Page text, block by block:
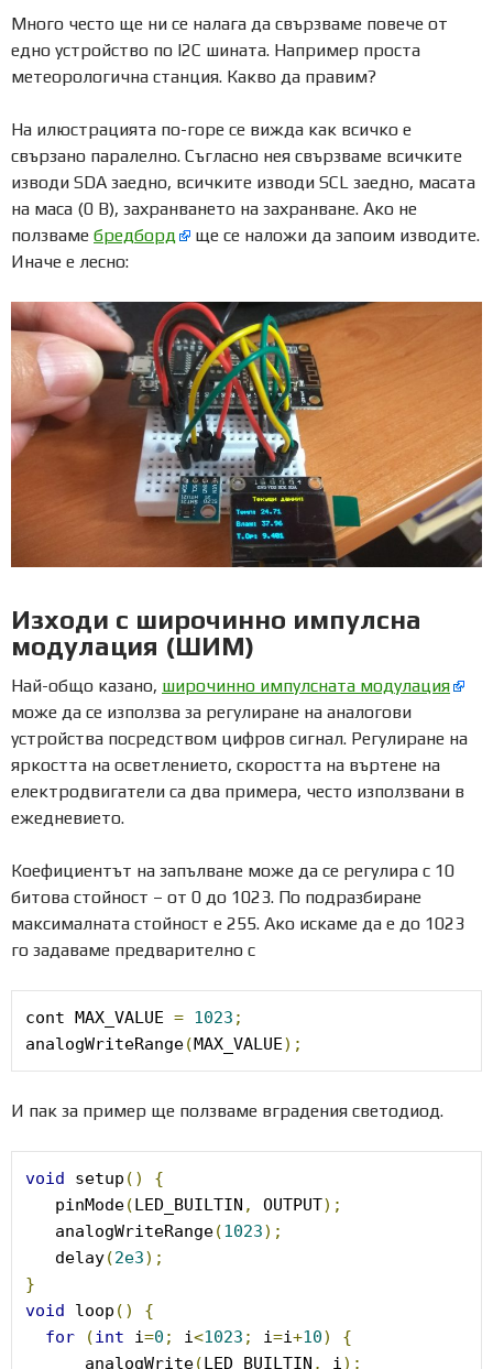
Много често ще ни се налага да свързваме повече от
едно устройство по I2C шината. Например проста
метеорологична станция. Какво да правим?
На илюстрацията по-горе се вижда как всичко е
свързано паралелно. Съгласно нея свързваме всичките
изводи SDA заедно, всичките изводи SCL заедно, масата
на маса (0 В), захранването на захранване. Ако не
ползваме бредборд
ще се наложи да запоим изводите.
Иначе е лесно:
Изходи с широчинно импулсна
модулация (ШИМ)
Най-общо казано, широчинно импулсната модулация
може да се използва за регулиране на аналогови
устройства посредством цифров сигнал. Регулиране на
яркостта на осветлението, скоростта на въртене на
електродвигатели са два примера, често използвани в
ежедневието.
Коефициентът на запълване може да се регулира с 10
битова стойност – от 0 до 1023. По подразбиране
максималната стойност е 255. Ако искаме да е до 1023
го задаваме предварително с
cont MAX_VALUE = 1023 ;
analogWriteRange(MAX_VALUE);
И пак за пример ще ползваме вградения светодиод.
void setup ()
{
   pinMode
(LED_BUILTIN , OUTPUT);
   analogWriteRange
(1023);
   delay
(2e3);
}
void loop ()
{
for
(int i=0 ; i<1023 ; i=i+10)
{
      analogWrite
(LED_BUILTIN , i);